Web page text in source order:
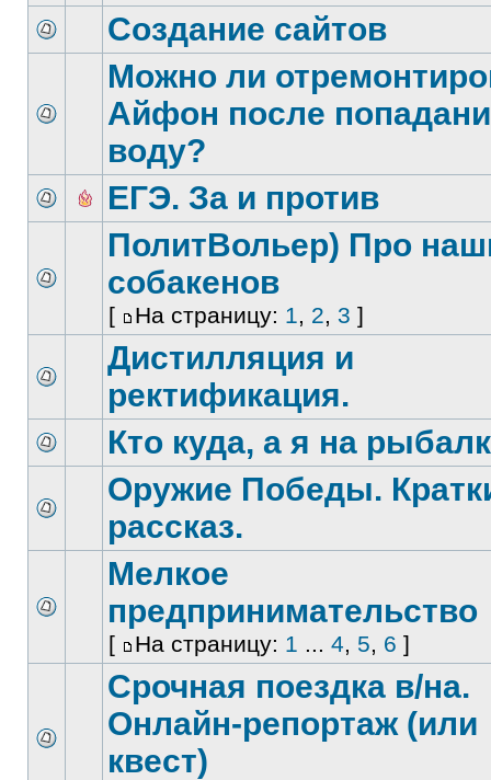
Создание сайтов
Можно ли
Айфон после
воду?
ЕГЭ. За и против
ПолитВольер) Про
собакенов
[ На страницу: 1, 2, 3 ]
Дистилляция и
ректификация.
Кто куда, а я на
Оружие Победы.
рассказ.
Мелкое
предпринимательство
[ На страницу: 1 ... 4, 5, 6 ]
Срочная поездка в/на.
Онлайн-репортаж (или
квест)